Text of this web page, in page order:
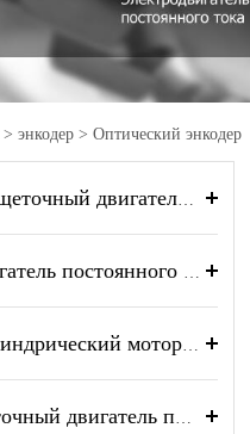
> энкодер > Оптический энкодер